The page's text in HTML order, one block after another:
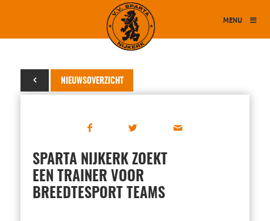
MENU
NIEUWSOVERZICHT
03 april 2023
SPARTA NIJKERK ZOEKT
EEN TRAINER VOOR
BREEDTESPORT TEAMS